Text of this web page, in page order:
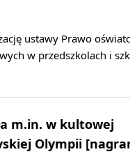
ustawy Prawo
w przedszkolach i
m.in. w kultowej
Olympii